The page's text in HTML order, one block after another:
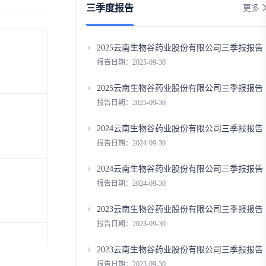
三季度报告 更多
2025云南生物谷药业股份有限公司三季报报告
报告日期：2025-09-30
2025云南生物谷药业股份有限公司三季报报告
报告日期：2025-09-30
2024云南生物谷药业股份有限公司三季报报告
报告日期：2024-09-30
2024云南生物谷药业股份有限公司三季报报告
报告日期：2024-09-30
2023云南生物谷药业股份有限公司三季报报告
报告日期：2023-09-30
2023云南生物谷药业股份有限公司三季报报告
报告日期：2023-09-30